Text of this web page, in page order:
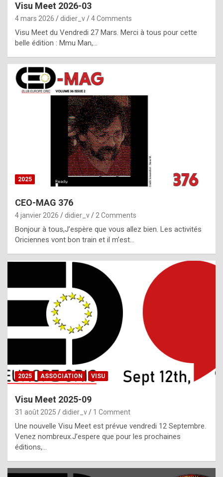
p
l
c
h
i
s
t
o
r
p
e
c
i
l
,
g
h
t
f
Visu Meet 2026-03
4 mars 2026 didier_v 4 Comments
Visu Meet du Vendredi 27 Mars. Merci à tous pour cette
belle édition : Mmu Man,…
2025
CEO-MAG 376
4 janvier 2026 didier_v 2 Comments
Bonjour à tous,J’espère que vous allez bien. Les activités
Oriciennes vont bon train et il m’est…
2025 ASSOCIATION VISU
Visu Meet 2025-09
31 août 2025 didier_v 1 Comment
Une nouvelle Visu Meet est prévue vendredi 12 Septembre.
Venez nombreux.J’espere que pour les prochaines
éditions,…